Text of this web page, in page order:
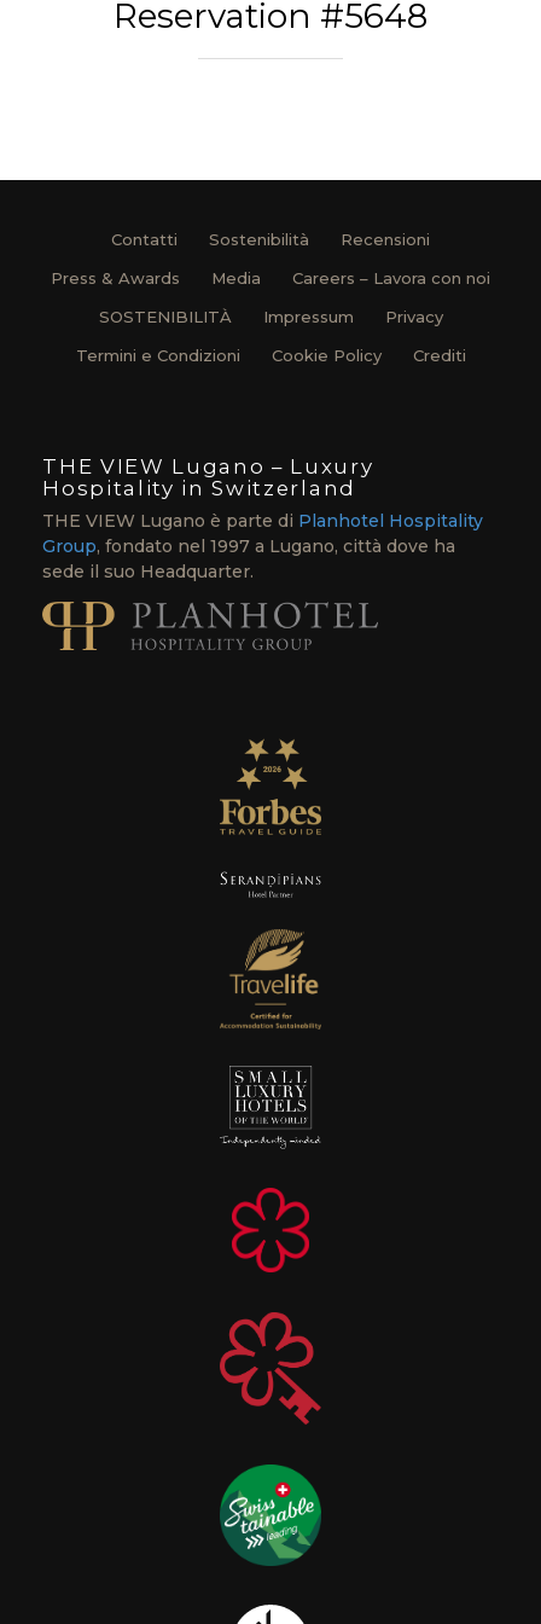
Reservation #5648
Contatti Sostenibilità
Recensioni
Press & Awards
Media
Careers – Lavora con noi
SOSTENIBILITÀ
Impressum
Privacy
Termini e Condizioni
Cookie Policy Crediti
THE VIEW Lugano – Luxury
Hospitality in Switzerland
THE VIEW Lugano è parte di Planhotel Hospitality
Group, fondato nel 1997 a Lugano, città dove ha
sede il suo Headquarter.